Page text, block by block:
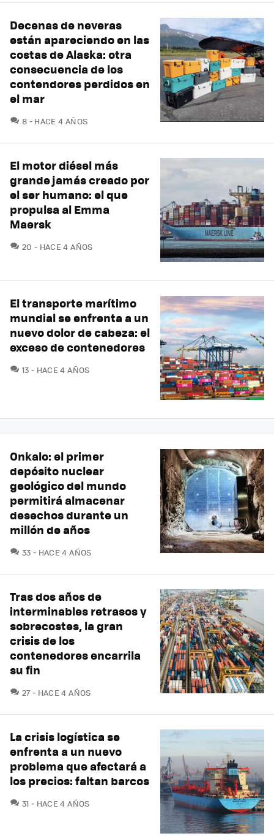
Decenas de neveras
están apareciendo en las
costas de Alaska: otra
consecuencia de los
contendores perdidos en
el mar
8 COMENTARIOS
HACE 4 AÑOS
El motor diésel más
grande jamás creado por
el ser humano: el que
propulsa al Emma
Maersk
20 COMENTARIOS
HACE 4 AÑOS
El transporte marítimo
mundial se enfrenta a un
nuevo dolor de cabeza: el
exceso de contenedores
13 COMENTARIOS
HACE 4 AÑOS
Onkalo: el primer
depósito nuclear
geológico del mundo
permitirá almacenar
desechos durante un
millón de años
33 COMENTARIOS
HACE 4 AÑOS
Tras dos años de
interminables retrasos y
sobrecostes, la gran
crisis de los
contenedores encarrila
su fin
27COMENTARIOS
HACE 4 AÑOS
La crisis logística se
enfrenta a un nuevo
problema que afectará a
los precios: faltan barcos
31 COMENTARIOS
HACE 4 AÑOS